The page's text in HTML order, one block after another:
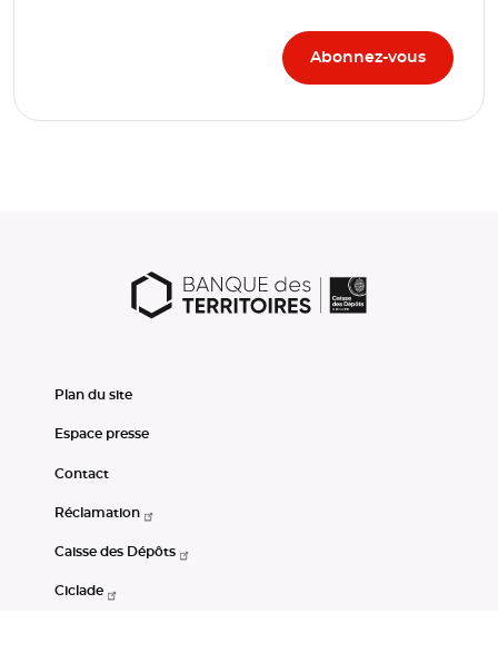
Plan du site
Espace presse
Contact
Réclamation
Caisse des Dépôts
Ciclade